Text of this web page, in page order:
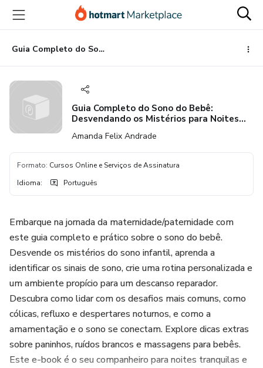
para
conteúdo
principal
para
pagamento
para
rodapé
Guia Completo do Sono do Bebê: Desvendando os Mistérios para Noites Tranquilas
Guia Completo do Sono do Bebê:
Desvendando os Mistérios para Noites
Amanda Felix Andrade
Formato: Cursos Online e Serviços de Assinatura
Idioma: Português
Embarque na jornada da maternidade/paternidade com
este guia completo e prático sobre o sono do bebê.
Desvende os mistérios do sono infantil, aprenda a
identificar os sinais de sono, crie uma rotina personalizada e
um ambiente propício para um descanso reparador.
Descubra como lidar com os desafios mais comuns, como
cólicas, refluxo e despertares noturnos, e como a
amamentação e o sono se conectam. Explore dicas extras
sobre paninhos, ruídos brancos e massagens para bebês.
Este e-book é o seu companheiro para noites tranquilas e